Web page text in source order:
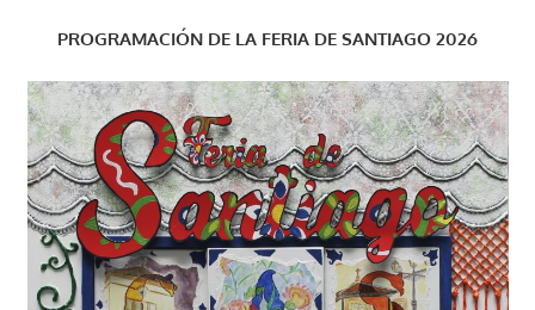
PROGRAMACIÓN DE LA FERIA DE SANTIAGO 2026